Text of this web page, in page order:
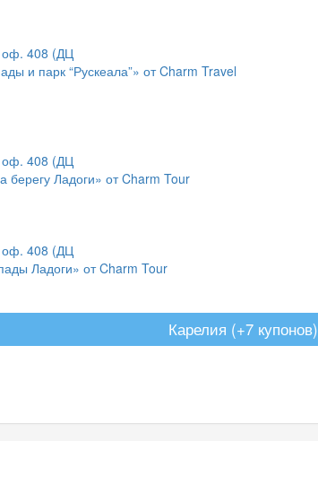
и парк “Рускеала”» от Charm Travel
берегу Ладоги» от Charm Tour
Ладоги» от Charm Tour
Карелия (+7 купонов)